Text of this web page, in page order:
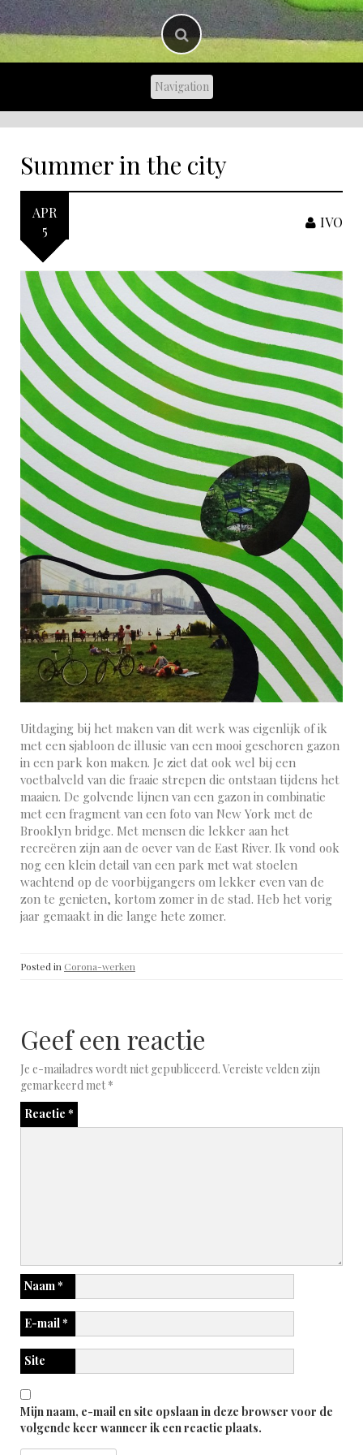
Summer in the city
APR
5
IVO
Uitdaging bij het maken van dit werk was eigenlijk of ik
met een sjabloon de illusie van een mooi geschoren gazon
in een park kon maken. Je ziet dat ook wel bij een
voetbalveld van die fraaie strepen die ontstaan tijdens het
maaien. De golvende lijnen van een gazon in combinatie
met een fragment van een foto van New York met de
Brooklyn bridge. Met mensen die lekker aan het
recreëren zijn aan de oever van de East River. Ik vond ook
nog een klein detail van een park met wat stoelen
wachtend op de voorbijgangers om lekker even van de
zon te genieten, kortom zomer in de stad. Heb het vorig
jaar gemaakt in die lange hete zomer.
Posted in Corona-werken
Geef een reactie
Je e-mailadres wordt niet gepubliceerd. Vereiste velden zijn
gemarkeerd met*
Reactie *
Naam*
E-mail*
Site
Mijn naam, e-mail en site opslaan in deze browser voor de
volgende keer wanneer ik een reactie plaats.